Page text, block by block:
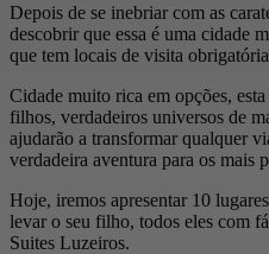
Depois de se inebriar com as
descobrir que essa é uma cidade
que tem locais de visita
Cidade muito rica em opções,
filhos, verdadeiros universos de
ajudarão a transformar qualquer
verdadeira aventura para os mais
Hoje, iremos apresentar 10
levar o seu filho, todos eles com
Suites Luzeiros.